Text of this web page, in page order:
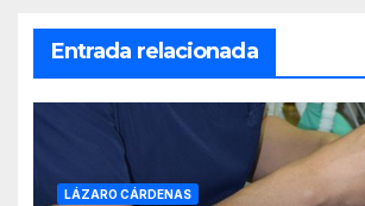
Entrada relacionada
LÁZARO CÁRDENAS